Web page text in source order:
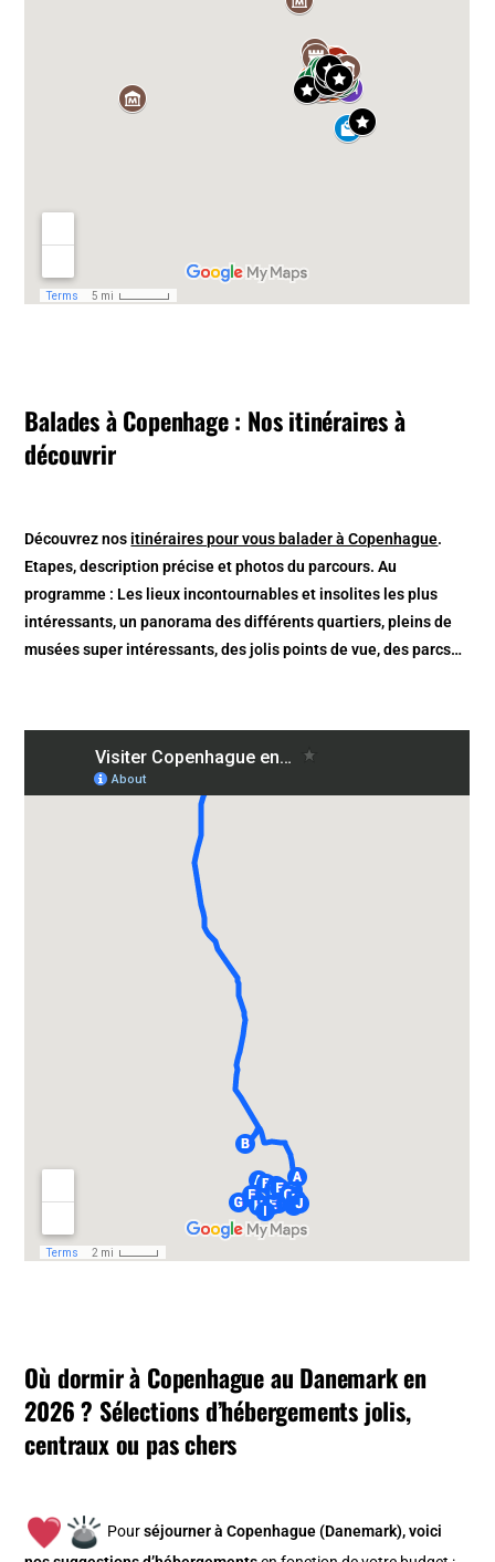
Balades à Copenhage : Nos itinéraires à
découvrir
Découvrez nos itinéraires pour vous balader à Copenhague.
Etapes, description précise et photos du parcours. Au
programme : Les lieux incontournables et insolites les plus
intéressants, un panorama des différents quartiers, pleins de
musées super intéressants, des jolis points de vue, des parcs…
Où dormir à Copenhague au Danemark en
2026 ? Sélections d’hébergements jolis,
centraux ou pas chers
Pourséjourner à Copenhague (Danemark), voici